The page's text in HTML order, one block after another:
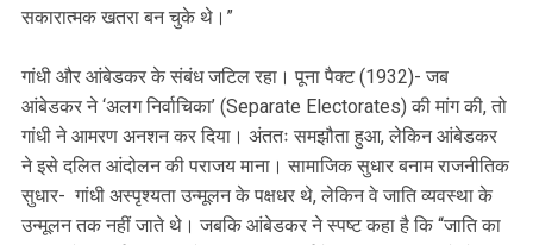
सकारात्मक खतरा बन चुके थे।”
गांधी और आंबेडकर के संबंध जटिल रहा। पूना पैक्ट (1932)- जब
आंबेडकर ने ‘अलग निर्वाचिका’ (Separate Electorates) की मांग की, तो
गांधी ने आमरण अनशन कर दिया। अंततः समझौता हुआ, लेकिन आंबेडकर
ने इसे दलित आंदोलन की पराजय माना। सामाजिक सुधार बनाम राजनीतिक
सुधार- गांधी अस्पृश्यता उन्मूलन के पक्षधर थे, लेकिन वे जाति व्यवस्था के
उन्मूलन तक नहीं जाते थे। जबकि आंबेडकर ने स्पष्ट कहा है कि “जाति का